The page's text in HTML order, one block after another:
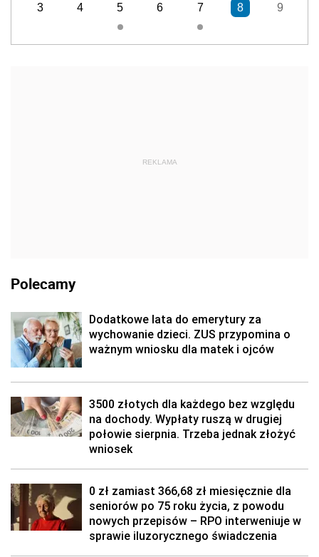
3 4 5 6 7 8 9
REKLAMA
Polecamy
Dodatkowe lata do emerytury za
wychowanie dzieci. ZUS przypomina o
ważnym wniosku dla matek i ojców
3500 złotych dla każdego bez względu
na dochody. Wypłaty ruszą w drugiej
połowie sierpnia. Trzeba jednak złożyć
wniosek
0 zł zamiast 366,68 zł miesięcznie dla
seniorów po 75 roku życia, z powodu
nowych przepisów – RPO interweniuje w
sprawie iluzorycznego świadczenia